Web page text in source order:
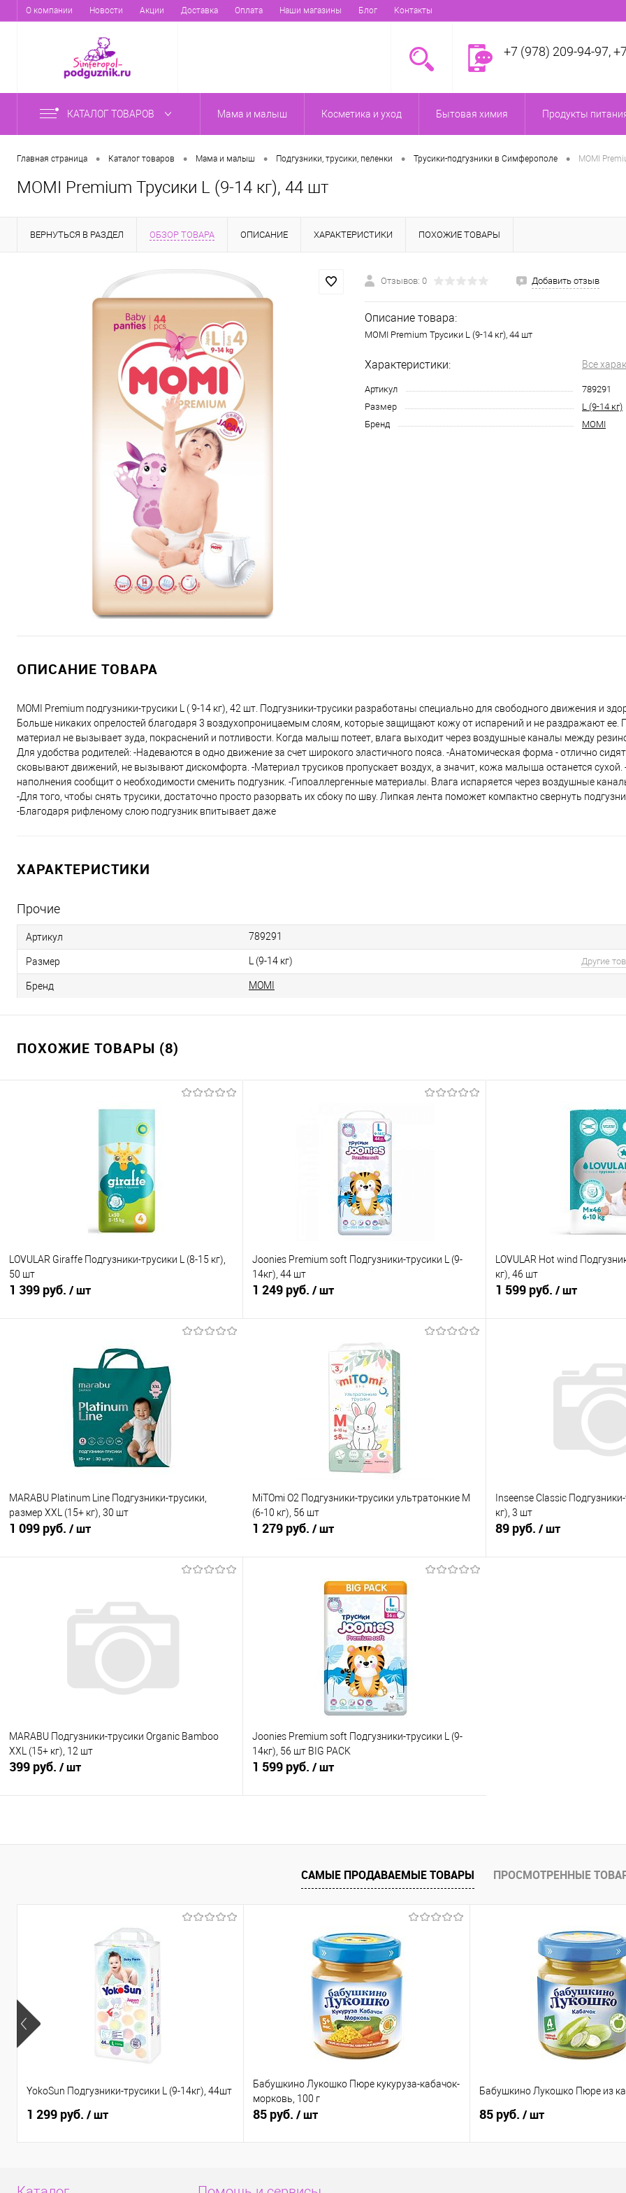
О компании Новости Акции Доставка Оплата Наши магазины Блог Контакты
+7 (978) 209-94-97,
КАТАЛОГ ТОВАРОВ Мама и малыш Косметика и уход Бытовая химия Продукты
Главная страница • Каталог товаров • Мама и малыш • Подгузники, трусики, пеленки • Трусики-подгузники в Симферополе • MOMI
MOMI Premium Трусики L (9-14 кг), 44 шт
ВЕРНУТЬСЯ В РАЗДЕЛ ОБЗОР ТОВАРА ОПИСАНИЕ ХАРАКТЕРИСТИКИ ПОХОЖИЕ ТОВАРЫ
Отзывов: 0 Добавить отзыв
Описание товара:
MOMI Premium Трусики L (9-14 кг), 44 шт
Характеристики: Все
Артикул
789291
Размер
L (9-14 кг)
Бренд
MOMI
ОПИСАНИЕ ТОВАРА
MOMI Premium подгузники-трусики L ( 9-14 кг), 42 шт. Подгузники-трусики разработаны специально для свободного движения и
Больше никаких опрелостей благодаря 3 воздухопроницаемым слоям, которые защищают кожу от испарений и не раздражают ее.
материал не вызывает зуда, покраснений и потливости. Когда малыш потеет, влага выходит через воздушные каналы между
Для удобства родителей: -Надеваются в одно движение за счет широкого эластичного пояса. -Анатомическая форма - отлично
сковывают движений, не вызывают дискомфорта. -Материал трусиков пропускает воздух, а значит, кожа малыша останется сухой.
наполнения сообщит о необходимости сменить подгузник. -Гипоаллергенные материалы. Влага испаряется через воздушные
-Для того, чтобы снять трусики, достаточно просто разорвать их сбоку по шву. Липкая лента поможет компактно свернуть
-Благодаря рифленому слою подгузник впитывает даже
ХАРАКТЕРИСТИКИ
Прочие
Артикул 789291
Размер L (9-14 кг) Другие
Бренд MOMI
ПОХОЖИЕ ТОВАРЫ (8)
LOVULAR Giraffe Подгузники-трусики L (8-15 кг),
50 шт
1 399 руб. / шт
В корзину
Купить в 1 клик
Сравнение
В избранное
В наличии
Joonies Premium soft Подгузники-трусики L (9-
14кг), 44 шт
1 249 руб. / шт
В корзину
Сравнение
В наличии
LOVULAR Hot wind
кг), 46 шт
1 599 руб. / шт
Купить в 1 клик
MARABU Platinum Line Подгузники-трусики,
размер XXL (15+ кг), 30 шт
1 099 руб. / шт
Купить в 1 клик
Сравнение
В наличии
MiTOmi О2 Подгузники-трусики ультратонкие M
(6-10 кг), 56 шт
1 279 руб. / шт
В корзину
Сравнение
Inseense Classic
кг), 3 шт
89 руб. / шт
MARABU Подгузники-трусики Organic Bamboo
XXL (15+ кг), 12 шт
399 руб. / шт
Joonies Premium soft Подгузники-трусики L (9-
14кг), 56 шт BIG PACK
1 599 руб. / шт
САМЫЕ ПРОДАВАЕМЫЕ ТОВАРЫ ПРОСМОТРЕННЫЕ
YokoSun Подгузники-трусики L (9-14кг), 44шт
1 299 руб. / шт
Бабушкино Лукошко Пюре кукуруза-кабачок-
морковь, 100 г
85 руб. / шт
Бабушкино Лукошко Пюре из
85 руб. / шт